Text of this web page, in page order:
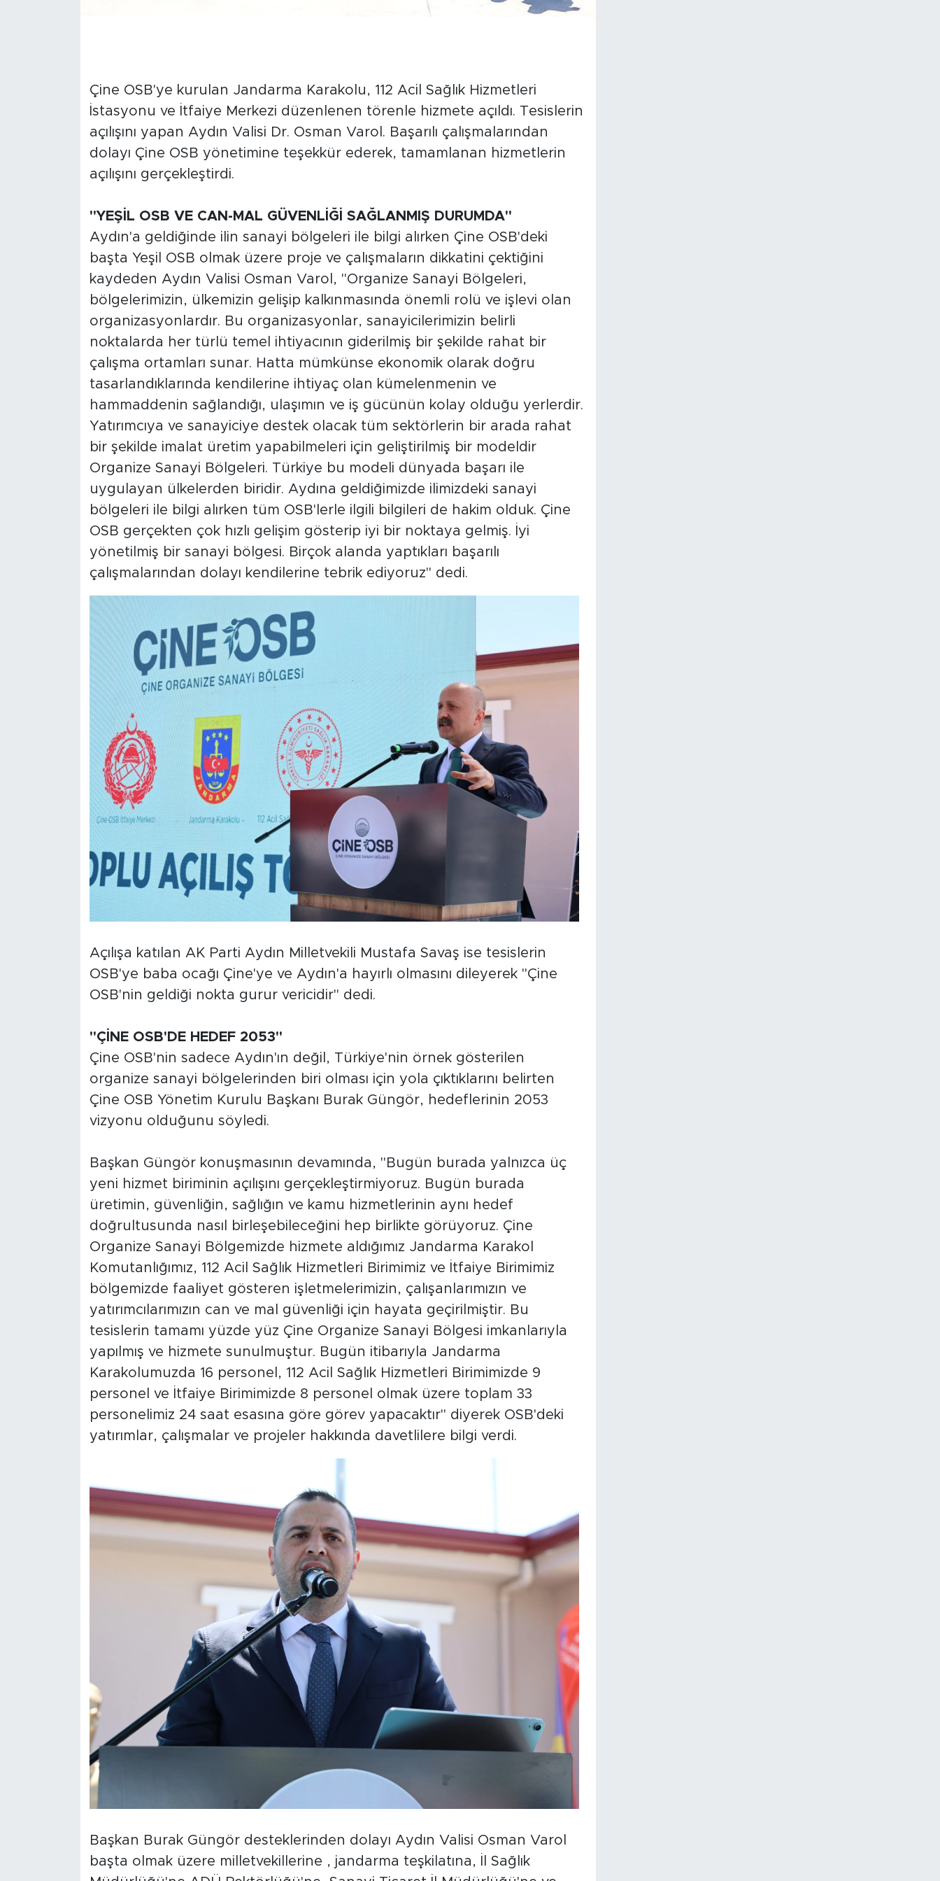
Çine OSB'ye kurulan Jandarma Karakolu, 112 Acil Sağlık Hizmetleri
İstasyonu ve İtfaiye Merkezi düzenlenen törenle hizmete açıldı. Tesislerin
açılışını yapan Aydın Valisi Dr. Osman Varol. Başarılı çalışmalarından
dolayı Çine OSB yönetimine teşekkür ederek, tamamlanan hizmetlerin
açılışını gerçekleştirdi.
"YEŞİL OSB VE CAN-MAL GÜVENLİĞİ SAĞLANMIŞ DURUMDA"
Aydın'a geldiğinde ilin sanayi bölgeleri ile bilgi alırken Çine OSB'deki
başta Yeşil OSB olmak üzere proje ve çalışmaların dikkatini çektiğini
kaydeden Aydın Valisi Osman Varol, "Organize Sanayi Bölgeleri,
bölgelerimizin, ülkemizin gelişip kalkınmasında önemli rolü ve işlevi olan
organizasyonlardır. Bu organizasyonlar, sanayicilerimizin belirli
noktalarda her türlü temel ihtiyacının giderilmiş bir şekilde rahat bir
çalışma ortamları sunar. Hatta mümkünse ekonomik olarak doğru
tasarlandıklarında kendilerine ihtiyaç olan kümelenmenin ve
hammaddenin sağlandığı, ulaşımın ve iş gücünün kolay olduğu yerlerdir.
Yatırımcıya ve sanayiciye destek olacak tüm sektörlerin bir arada rahat
bir şekilde imalat üretim yapabilmeleri için geliştirilmiş bir modeldir
Organize Sanayi Bölgeleri. Türkiye bu modeli dünyada başarı ile
uygulayan ülkelerden biridir. Aydına geldiğimizde ilimizdeki sanayi
bölgeleri ile bilgi alırken tüm OSB'lerle ilgili bilgileri de hakim olduk. Çine
OSB gerçekten çok hızlı gelişim gösterip iyi bir noktaya gelmiş. İyi
yönetilmiş bir sanayi bölgesi. Birçok alanda yaptıkları başarılı
çalışmalarından dolayı kendilerine tebrik ediyoruz" dedi.
Açılışa katılan AK Parti Aydın Milletvekili Mustafa Savaş ise tesislerin
OSB'ye baba ocağı Çine'ye ve Aydın'a hayırlı olmasını dileyerek "Çine
OSB'nin geldiği nokta gurur vericidir" dedi.
"ÇİNE OSB'DE HEDEF 2053"
Çine OSB'nin sadece Aydın'ın değil, Türkiye'nin örnek gösterilen
organize sanayi bölgelerinden biri olması için yola çıktıklarını belirten
Çine OSB Yönetim Kurulu Başkanı Burak Güngör, hedeflerinin 2053
vizyonu olduğunu söyledi.
Başkan Güngör konuşmasının devamında, "Bugün burada yalnızca üç
yeni hizmet biriminin açılışını gerçekleştirmiyoruz. Bugün burada
üretimin, güvenliğin, sağlığın ve kamu hizmetlerinin aynı hedef
doğrultusunda nasıl birleşebileceğini hep birlikte görüyoruz. Çine
Organize Sanayi Bölgemizde hizmete aldığımız Jandarma Karakol
Komutanlığımız, 112 Acil Sağlık Hizmetleri Birimimiz ve İtfaiye Birimimiz
bölgemizde faaliyet gösteren işletmelerimizin, çalışanlarımızın ve
yatırımcılarımızın can ve mal güvenliği için hayata geçirilmiştir. Bu
tesislerin tamamı yüzde yüz Çine Organize Sanayi Bölgesi imkanlarıyla
yapılmış ve hizmete sunulmuştur. Bugün itibarıyla Jandarma
Karakolumuzda 16 personel, 112 Acil Sağlık Hizmetleri Birimimizde 9
personel ve İtfaiye Birimimizde 8 personel olmak üzere toplam 33
personelimiz 24 saat esasına göre görev yapacaktır" diyerek OSB'deki
yatırımlar, çalışmalar ve projeler hakkında davetlilere bilgi verdi.
Başkan Burak Güngör desteklerinden dolayı Aydın Valisi Osman Varol
başta olmak üzere milletvekillerine , jandarma teşkilatına, İl Sağlık